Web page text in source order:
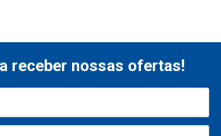
receber nossas ofertas!